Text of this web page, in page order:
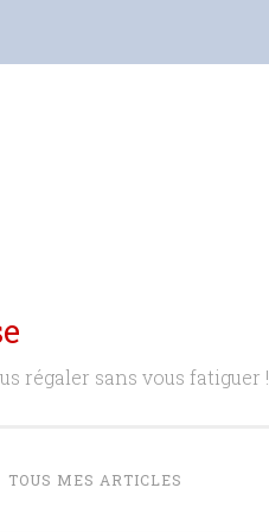
régaler sans vous fatiguer !
TOUS MES ARTICLES